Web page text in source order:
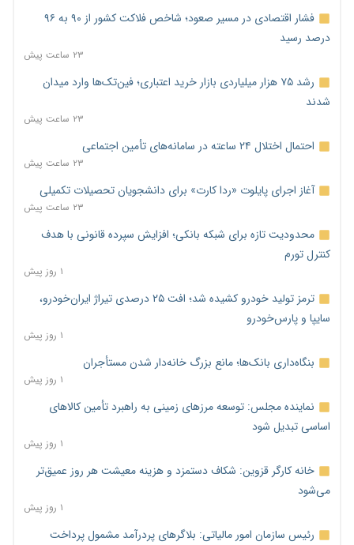
فشار اقتصادی در مسیر صعود؛ شاخص فلاکت کشور از ۹۰ به ۹۶
درصد رسید
۲۳ ساعت پیش
رشد ۷۵ هزار میلیاردی بازار خرید اعتباری؛ فین‌تک‌ها وارد میدان
شدند
۲۳ ساعت پیش
احتمال اختلال ۲۴ ساعته در سامانه‌های تأمین اجتماعی
۲۳ ساعت پیش
آغاز اجرای پایلوت «ردا کارت» برای دانشجویان تحصیلات تکمیلی
۲۳ ساعت پیش
محدودیت تازه برای شبکه بانکی؛ افزایش سپرده قانونی با هدف
کنترل تورم
۱ روز پیش
ترمز تولید خودرو کشیده شد؛ افت ۲۵ درصدی تیراژ ایران‌خودرو،
سایپا و پارس‌خودرو
۱ روز پیش
بنگاه‌داری بانک‌ها؛ مانع بزرگ خانه‌دار شدن مستأجران
۱ روز پیش
نماینده مجلس: توسعه مرزهای زمینی به راهبرد تأمین کالاهای
اساسی تبدیل شود
۱ روز پیش
خانه کارگر قزوین: شکاف دستمزد و هزینه معیشت هر روز عمیق‌تر
می‌شود
۱ روز پیش
رئیس سازمان امور مالیاتی: بلاگرهای پردرآمد مشمول پرداخت